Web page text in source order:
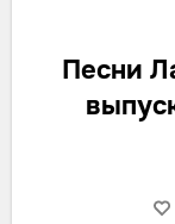
Песни